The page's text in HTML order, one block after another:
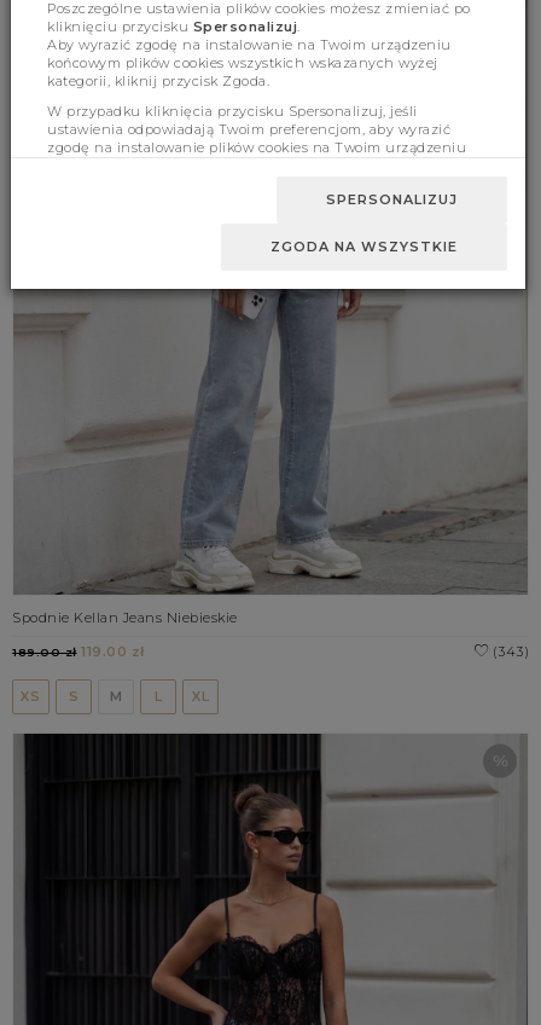
Spodnie Kellan Jeans Niebieskie
(343)
189.00 zł119.00 zł
XS S M L XL
Poszczególne ustawienia plików cookies możesz zmieniać po
kliknięciu przycisku Spersonalizuj
Aby wyrazić zgodę na instalowanie na Twoim urządzeniu
końcowym plików cookies wszystkich wskazanych wyżej
kategorii, kliknij przycisk Zgoda.
W przypadku kliknięcia przycisku Spersonalizuj, jeśli
ustawienia odpowiadają Twoim preferencjom, aby wyrazić
zgodę na instalowanie plików cookies na Twoim urządzeniu
SPERSONALIZUJ
ZGODA NA WSZYSTKIE